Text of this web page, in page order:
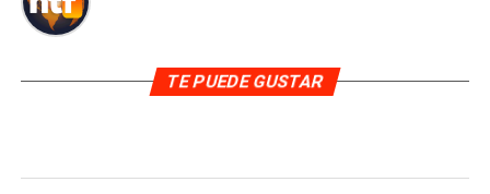
TE PUEDE GUSTAR